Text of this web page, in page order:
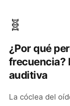
🧬
¿Por qué
frecuencia?
auditiva
La cóclea del